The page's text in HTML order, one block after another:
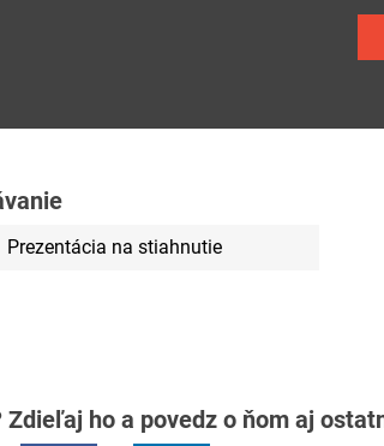
Prezentácia na stiahnutie
ho a povedz o ňom aj